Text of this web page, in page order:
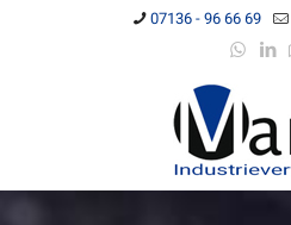
07136 - 96 66 69